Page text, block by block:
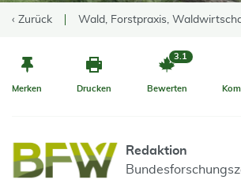
‹ Zurück Wald, Forstpraxis,
Merken Drucken Bewerten
3.1
Redaktion